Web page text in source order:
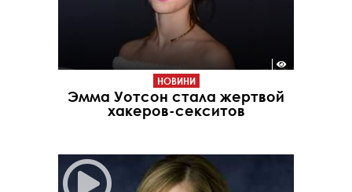
НОВИНИ
Эмма Уотсон стала жертвой
хакеров-секситов